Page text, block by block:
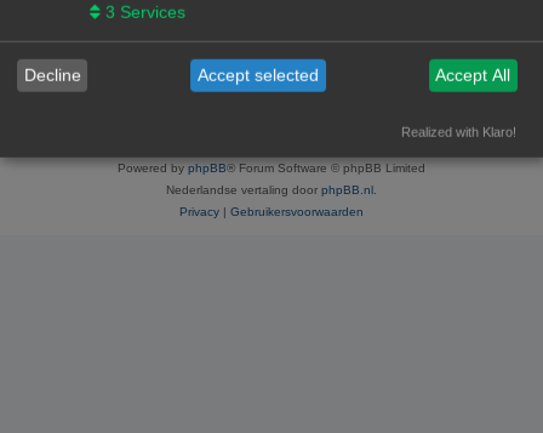
WIE IS ER ONLINE
Forumoverzicht Alle tijden zijnUTC+02:00
Contact
Powered by phpBB® Forum Software © phpBB Limited
Nederlandse vertaling door phpBB.nl.
Privacy | Gebruikersvoorwaarden
3 Services
Decline Accept selected Accept All
Realized with Klaro!